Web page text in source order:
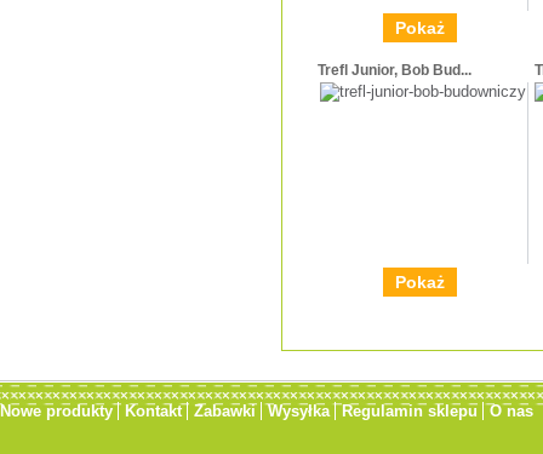
Pokaż
Trefl Junior, Bob Bud...
Pokaż
Nowe produkty Kontakt Zabawki Wysyłka Regulamin sklepu O nas